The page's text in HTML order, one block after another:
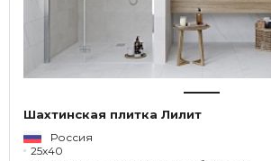
Шахтинская плитка Лилит
Россия
25x40